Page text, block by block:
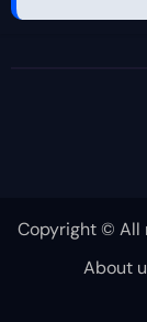
Copyright © All
About